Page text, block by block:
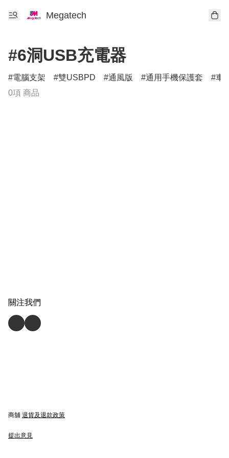
Megatech
#6洞USB充電器
電腦支架 雙USBPD 通風版 通用手機保護套
車
0項 商品
關注我們
商舖 退貨及退款政策
提出意見